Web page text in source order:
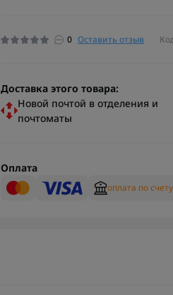
0 Оставить отзыв
Доставка этого товара:
Новой почтой в отделения и
почтоматы
Оплата
оплата по счету